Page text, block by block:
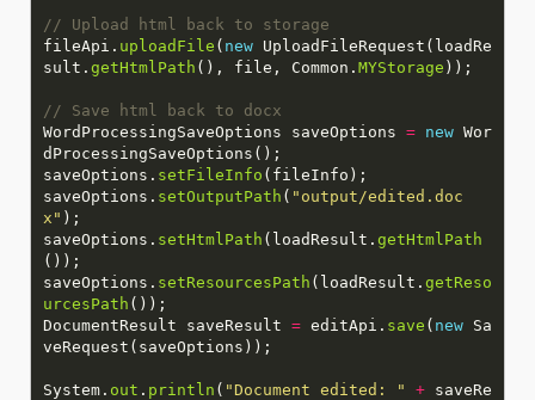
// Upload html back to storage
fileApi. uploadFile ( newUploadFileRequest(loadRe
sult. getHtmlPath (), file, Common. MYStorage
// Save html back to docx
WordProcessingSaveOptions saveOptions = newWor
saveOptions. setFileInfo
saveOptions. setOutputPath ( "output/edited.doc
x"
saveOptions. setHtmlPath (loadResult. getHtmlPath
saveOptions. setResourcesPath (loadResult. getReso
urcesPath
DocumentResult saveResult =editApi. save ( newSa
System. out . println ( "Document edited: " +saveRe